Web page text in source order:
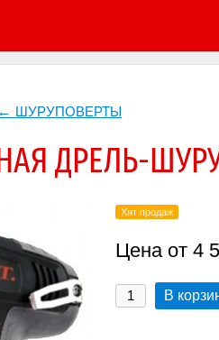
ШУРУПОВЕРТЫ
ДРЕЛЬ-
Хит продаж
Цена от 4
В